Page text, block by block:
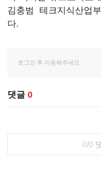
김충범 테크지식산업
다.
댓글 0
0/0